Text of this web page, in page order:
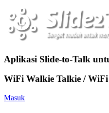
Aplikasi Slide-to-Talk
WiFi Walkie Talkie /
Masuk